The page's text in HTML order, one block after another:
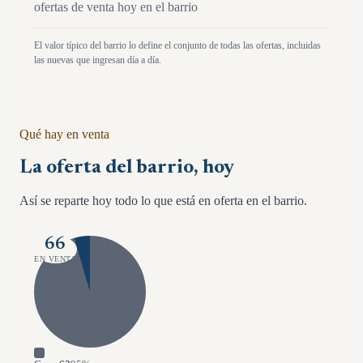
ofertas de venta hoy en el barrio
El valor típico del barrio lo define el conjunto de todas las ofertas, incluidas
las nuevas que ingresan día a día.
Qué hay en venta
La oferta del barrio, hoy
Así se reparte hoy todo lo que está en oferta en el barrio.
66
EN VENTA